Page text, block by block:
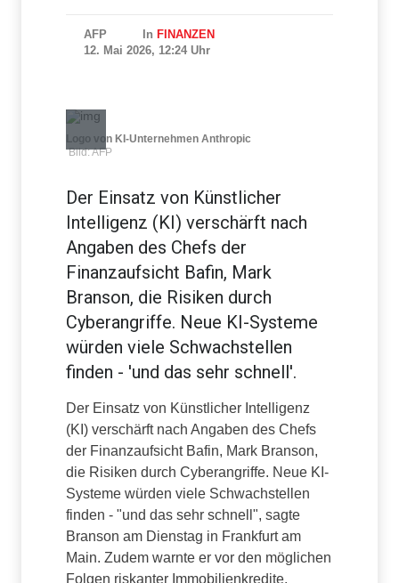
AFP In FINANZEN
12. Mai 2026, 12:24 Uhr
Logo von KI-Unternehmen Anthropic
Bild: AFP
Der Einsatz von Künstlicher
Intelligenz (KI) verschärft nach
Angaben des Chefs der
Finanzaufsicht Bafin, Mark
Branson, die Risiken durch
Cyberangriffe. Neue KI-Systeme
würden viele Schwachstellen
finden - 'und das sehr schnell'.
Der Einsatz von Künstlicher Intelligenz
(KI) verschärft nach Angaben des Chefs
der Finanzaufsicht Bafin, Mark Branson,
die Risiken durch Cyberangriffe. Neue KI-
Systeme würden viele Schwachstellen
finden - "und das sehr schnell", sagte
Branson am Dienstag in Frankfurt am
Main. Zudem warnte er vor den möglichen
Folgen riskanter Immobilienkredite.